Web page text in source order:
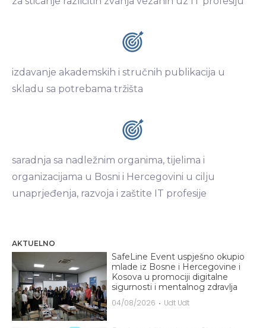
izdavanje akademskih i stručnih publikacija u
skladu sa potrebama tržišta
saradnja sa nadležnim organima, tijelima i
organizacijama u Bosni i Hercegovini u cilju
unaprjeđenja, razvoja i zaštite IT profesije
AKTUELNO
SafeLine Event uspješno okupio
mlade iz Bosne i Hercegovine i
Kosova u promociji digitalne
sigurnosti i mentalnog zdravlja
04/08/2026 Udt Udt